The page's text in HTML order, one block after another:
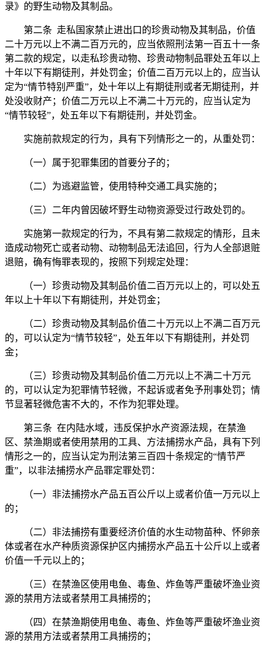
录》的野生动物及其制品。
第二条 走私国家禁止进出口的珍贵动物及其制品，价值
二十万元以上不满二百万元的，应当依照刑法第一百五十一条
第二款的规定，以走私珍贵动物、珍贵动物制品罪处五年以上
十年以下有期徒刑，并处罚金；价值二百万元以上的，应当认
定为“情节特别严重”，处十年以上有期徒刑或者无期徒刑，并
处没收财产；价值二万元以上不满二十万元的，应当认定为
“情节较轻”，处五年以下有期徒刑，并处罚金。
实施前款规定的行为，具有下列情形之一的，从重处罚：
（一）属于犯罪集团的首要分子的；
（二）为逃避监管，使用特种交通工具实施的；
（三）二年内曾因破坏野生动物资源受过行政处罚的。
实施第一款规定的行为，不具有第二款规定的情形，且未
造成动物死亡或者动物、动物制品无法追回，行为人全部退赃
退赔，确有悔罪表现的，按照下列规定处理：
（一）珍贵动物及其制品价值二百万元以上的，可以处五
年以上十年以下有期徒刑，并处罚金；
（二）珍贵动物及其制品价值二十万元以上不满二百万元
的，可以认定为“情节较轻”，处五年以下有期徒刑，并处罚
金；
（三）珍贵动物及其制品价值二万元以上不满二十万元
的，可以认定为犯罪情节轻微，不起诉或者免予刑事处罚；情
节显著轻微危害不大的，不作为犯罪处理。
第三条 在内陆水域，违反保护水产资源法规，在禁渔
区、禁渔期或者使用禁用的工具、方法捕捞水产品，具有下列
情形之一的，应当认定为刑法第三百四十条规定的“情节严
重”，以非法捕捞水产品罪定罪处罚：
（一）非法捕捞水产品五百公斤以上或者价值一万元以上
的；
（二）非法捕捞有重要经济价值的水生动物苗种、怀卵亲
体或者在水产种质资源保护区内捕捞水产品五十公斤以上或者
价值一千元以上的；
（三）在禁渔区使用电鱼、毒鱼、炸鱼等严重破坏渔业资
源的禁用方法或者禁用工具捕捞的；
（四）在禁渔期使用电鱼、毒鱼、炸鱼等严重破坏渔业资
源的禁用方法或者禁用工具捕捞的；